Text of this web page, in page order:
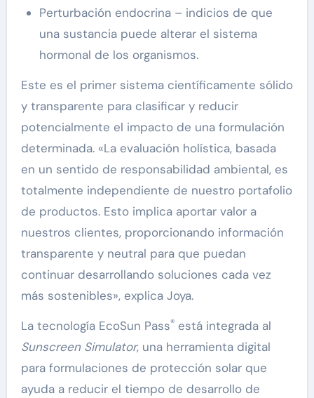
Perturbación endocrina – indicios de que
una sustancia puede alterar el sistema
hormonal de los organismos.
Este es el primer sistema científicamente sólido
y transparente para clasificar y reducir
potencialmente el impacto de una formulación
determinada. «La evaluación holística, basada
en un sentido de responsabilidad ambiental, es
totalmente independiente de nuestro portafolio
de productos. Esto implica aportar valor a
nuestros clientes, proporcionando información
transparente y neutral para que puedan
continuar desarrollando soluciones cada vez
más sostenibles», explica Joya.
La tecnología EcoSun Pass®está integrada al
Sunscreen Simulator, una herramienta digital
para formulaciones de protección solar que
ayuda a reducir el tiempo de desarrollo de